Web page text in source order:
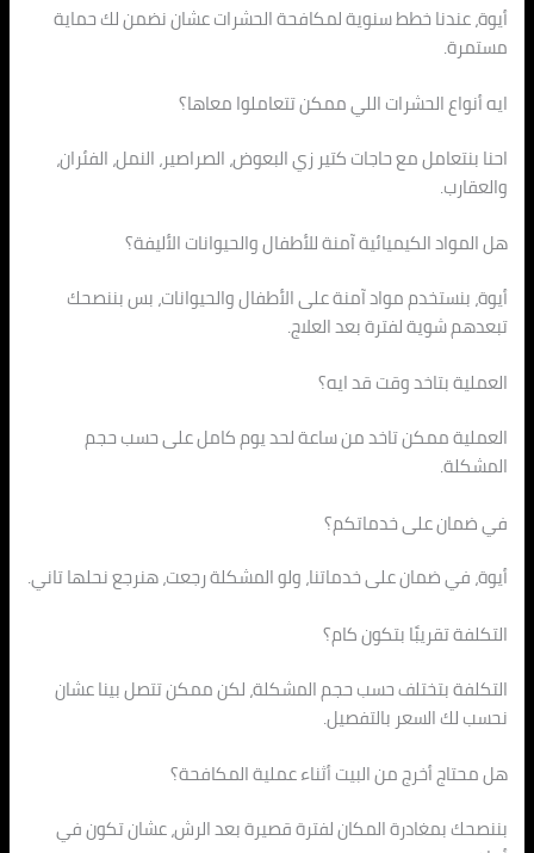
أيوة، عندنا خطط سنوية لمكافحة الحشرات عشان نضمن لك حماية
مستمرة.
ايه أنواع الحشرات اللي ممكن تتعاملوا معاها؟
احنا بنتعامل مع حاجات كتير زي البعوض، الصراصير، النمل، الفئران،
والعقارب.
هل المواد الكيميائية آمنة للأطفال والحيوانات الأليفة؟
أيوة، بنستخدم مواد آمنة على الأطفال والحيوانات، بس بننصحك
تبعدهم شوية لفترة بعد العلاج.
العملية بتاخد وقت قد ايه؟
العملية ممكن تاخد من ساعة لحد يوم كامل على حسب حجم
المشكلة.
في ضمان على خدماتكم؟
أيوة، في ضمان على خدماتنا، ولو المشكلة رجعت، هنرجع نحلها تاني.
التكلفة تقريبًا بتكون كام؟
التكلفة بتختلف حسب حجم المشكلة، لكن ممكن تتصل بينا عشان
نحسب لك السعر بالتفصيل.
هل محتاج أخرج من البيت أثناء عملية المكافحة؟
بننصحك بمغادرة المكان لفترة قصيرة بعد الرش، عشان تكون في